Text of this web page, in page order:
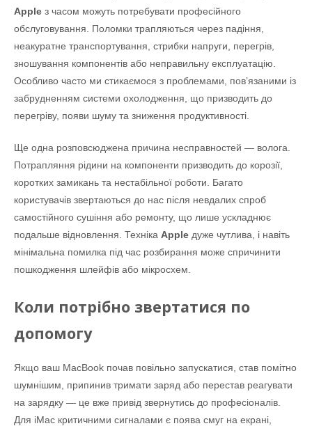
Apple з часом можуть потребувати професійного
обслуговування. Поломки трапляються через падіння,
неакуратне транспортування, стрибки напруги, перегрів,
зношування компонентів або неправильну експлуатацію.
Особливо часто ми стикаємося з проблемами, пов’язаними із
забрудненням системи охолодження, що призводить до
перегріву, появи шуму та зниження продуктивності.
Ще одна розповсюджена причина несправностей — волога.
Потрапляння рідини на компоненти призводить до корозії,
коротких замикань та нестабільної роботи. Багато
користувачів звертаються до нас після невдалих спроб
самостійного сушіння або ремонту, що лише ускладнює
подальше відновлення. Техніка Apple дуже чутлива, і навіть
мінімальна помилка під час розбирання може спричинити
пошкодження шлейфів або мікросхем.
Коли потрібно звертатися по
допомогу
Якщо ваш MacBook почав повільно запускатися, став помітно
шумнішим, припинив тримати заряд або перестав реагувати
на зарядку — це вже привід звернутись до професіоналів.
Для iMac критичними сигналами є поява смуг на екрані,